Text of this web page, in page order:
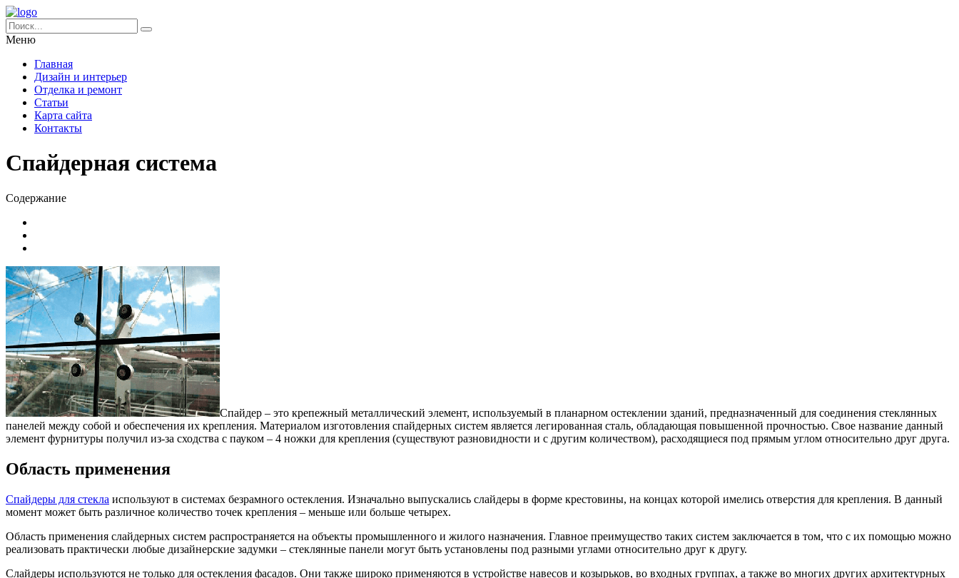
Меню
Главная
Дизайн и интерьер
Отделка и ремонт
Статьи
Карта сайта
Контакты
Спайдерная система
Содержание
Спайдер – это крепежный металлический элемент, используемый в планарном остеклении зданий, предназначенный для соединения стеклянных
панелей между собой и обеспечения их крепления. Материалом изготовления спайдерных систем является легированная сталь, обладающая повышенной прочностью. Свое название данный
элемент фурнитуры получил из-за сходства с пауком – 4 ножки для крепления (существуют разновидности и с другим количеством), расходящиеся под прямым углом относительно друг друга.
Область применения
Спайдеры для стекла используют в системах безрамного остекления. Изначально выпускались слайдеры в форме крестовины, на концах которой имелись отверстия для крепления. В данный
момент может быть различное количество точек крепления – меньше или больше четырех.
Область применения слайдерных систем распространяется на объекты промышленного и жилого назначения. Главное преимущество таких систем заключается в том, что с их помощью можно
реализовать практически любые дизайнерские задумки – стеклянные панели могут быть установлены под разными углами относительно друг к другу.
Слайдеры используются не только для остекления фасадов. Они также широко применяются в устройстве навесов и козырьков, во входных группах, а также во многих других архитектурных